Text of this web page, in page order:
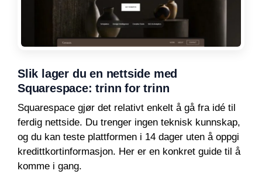
Slik lager du en nettside med
Squarespace: trinn for trinn
Squarespace gjør det relativt enkelt å gå fra idé til
ferdig nettside. Du trenger ingen teknisk kunnskap,
og du kan teste plattformen i 14 dager uten å oppgi
kredittkortinformasjon. Her er en konkret guide til å
komme i gang.